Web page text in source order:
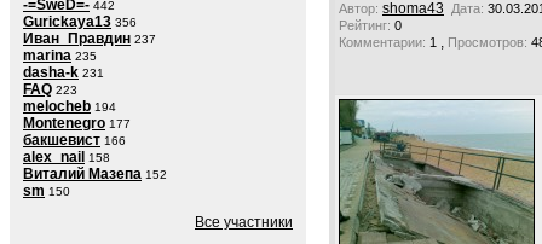
-=SweD=- 442
Gurickaya13 356
Иван_Правдин 237
marina 235
dasha-k 231
FAQ 223
melocheb 194
Montenegro 177
бакшевист 166
alex_nail 158
Виталий Мазепа 152
sm 150
Все участники
Автор: shoma43 Дата:
Рейтинг: 0
Комментарии: 1 , Просмотров: